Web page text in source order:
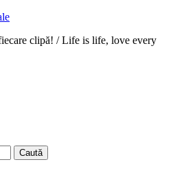
clipă! / Life is life, love every